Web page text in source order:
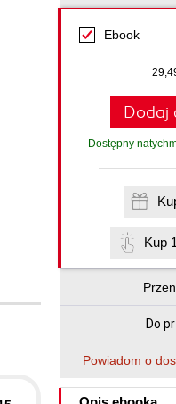
Ebook
Dodaj
Dostępny
Kup
Do
Powiadom o